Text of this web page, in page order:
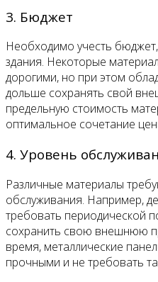
3. Бюджет
Необходимо учесть
здания. Некоторые
дорогими, но при этом
дольше сохранять свой
предельную стоимость
оптимальное сочетание
4. Уровень
Различные материалы
обслуживания. Например,
требовать периодической
сохранить свою внешнюю
время, металлические
прочными и не требовать